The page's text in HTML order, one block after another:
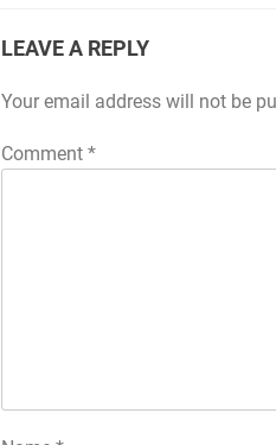
LEAVE A REPLY
Your email address will not be
Comment *